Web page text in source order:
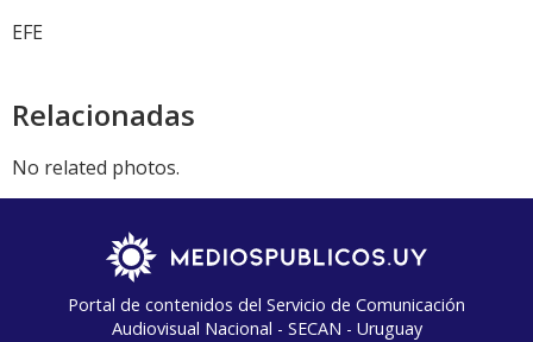
EFE
Relacionadas
No related photos.
Portal de contenidos del Servicio de Comunicación
Audiovisual Nacional - SECAN - Uruguay